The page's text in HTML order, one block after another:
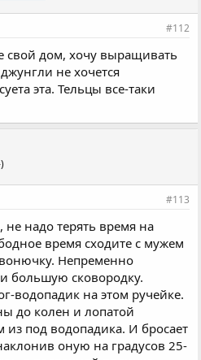
#112
свой дом, хочу выращивать
не хочется
эта. Тельцы все-таки
#113
надо терять время на
время сxодите с мужем
Непременно
большую сковородку.
водопадик на этом ручейке.
до колен и лопатой
из под водопадика. И бросает
оную на градусов 25-